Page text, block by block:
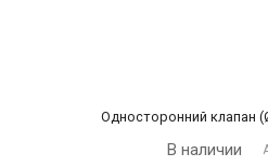
Односторонний клапан
В наличии